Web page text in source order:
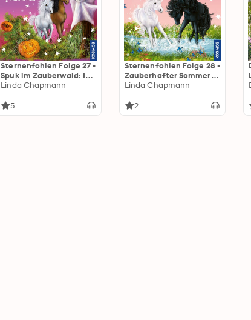
Sternenfohlen Folge 27 -
Spuk im Zauberwald: Im
Einhorninternat erleben
magische Abenteuer
Linda Chapmann
5
Sternenfohlen Folge 28 -
Zauberhafter Sommer:
Im Einhorninternat
Freunde magische
Linda Chapmann
2